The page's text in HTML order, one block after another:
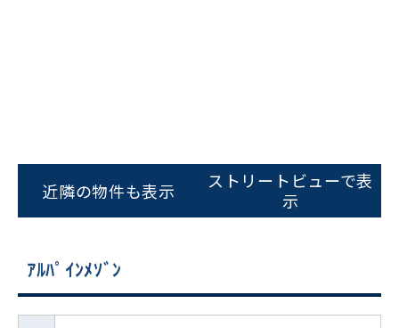
近隣の物件も表示
ストリートビューで表
示
ｱﾙﾊﾟｲﾝﾒｿﾞﾝ